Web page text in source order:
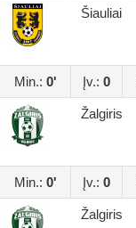
Šiauliai
Min.: 0' Įv.: 0
Žalgiris
Min.: 0' Įv.: 0
Žalgiris